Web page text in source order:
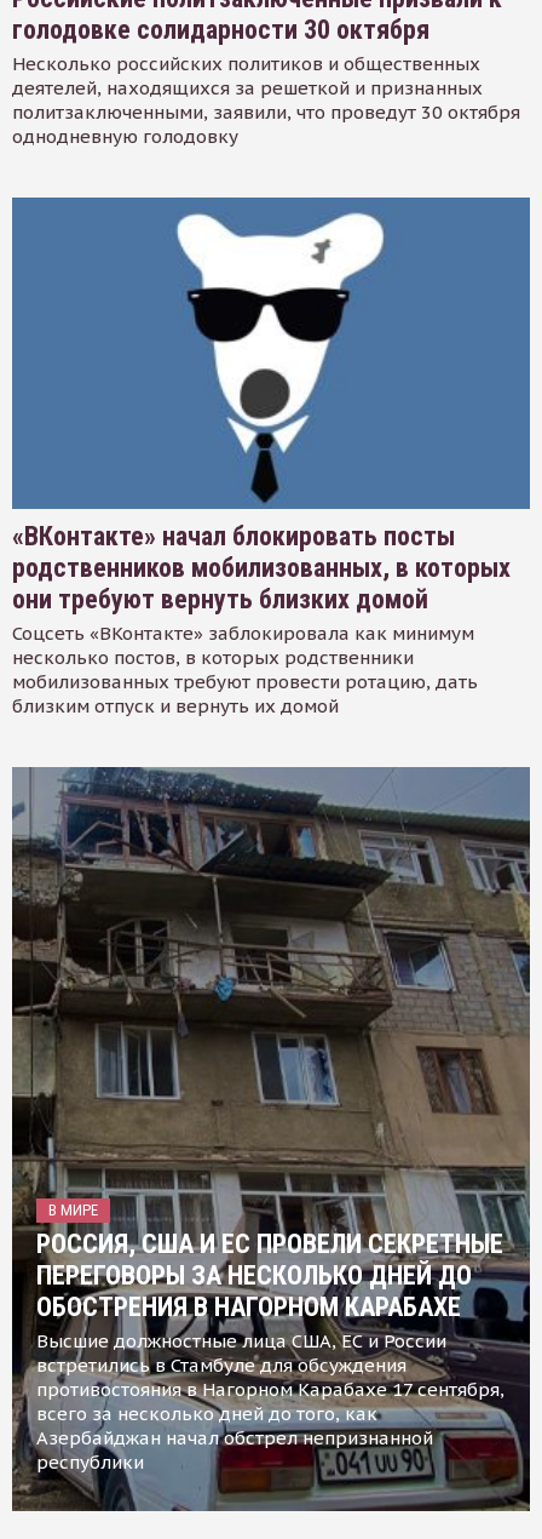
голодовке солидарности 30 октября
Несколько российских политиков и общественных
деятелей, находящихся за решеткой и признанных
политзаключенными, заявили, что проведут 30 октября
однодневную голодовку
«ВКонтакте» начал блокировать посты
родственников мобилизованных, в которых
они требуют вернуть близких домой
Соцсеть «ВКонтакте» заблокировала как минимум
несколько постов, в которых родственники
мобилизованных требуют провести ротацию, дать
близким отпуск и вернуть их домой
В МИРЕ
РОССИЯ, США И ЕС ПРОВЕЛИ СЕКРЕТНЫЕ
ПЕРЕГОВОРЫ ЗА НЕСКОЛЬКО ДНЕЙ ДО
ОБОСТРЕНИЯ В НАГОРНОМ КАРАБАХЕ
Высшие должностные лица США, ЕС и России
встретились в Стамбуле для обсуждения
противостояния в Нагорном Карабахе 17 сентября,
всего за несколько дней до того, как
Азербайджан начал обстрел непризнанной
республики